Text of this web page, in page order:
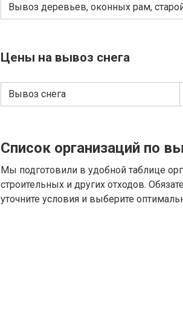
Вывоз деревьев, оконных рам,
Цены на вывоз снега
Вывоз снега
Список организаций по
Мы подготовили в удобной таблице
строительных и других отходов.
уточните условия и выберите